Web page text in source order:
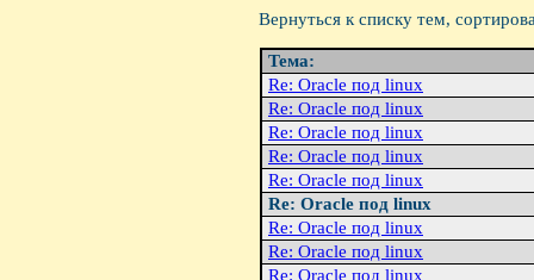
Вернуться к списку тем,
Тема:
Re: Oracle под linux
Re: Oracle под linux
Re: Oracle под linux
Re: Oracle под linux
Re: Oracle под linux
Re: Oracle под linux
Re: Oracle под linux
Re: Oracle под linux
Re: Oracle под linux